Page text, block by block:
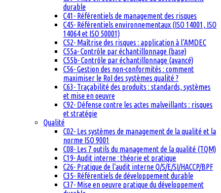
durable
C41- Référentiels de management des risques
C45- Référentiels environnementaux (ISO 14001, ISO
14064 et ISO 50001)
C52- Maîtrise des risques : application à l’AMDEC
C55a- Contrôle par échantillonnage (base)
C55b- Contrôle par échantillonnage (avancé)
C56- Gestion des non-conformités : comment
maximiser le RoI des systèmes qualité ?
C63- Traçabilité des produits : standards, systèmes
et mise en oeuvre
C92- Défense contre les actes malveillants : risques
et stratégie
Qualité
C02- Les systèmes de management de la qualité et la
norme ISO 9001
C08- Les 7 outils du management de la qualité (TQM)
C19- Audit interne : théorie et pratique
C26- Pratique de l’audit interne Q/S/E/SI/HACCP/BPF
C35- Référentiels de développement durable
C37- Mise en oeuvre pratique du développement